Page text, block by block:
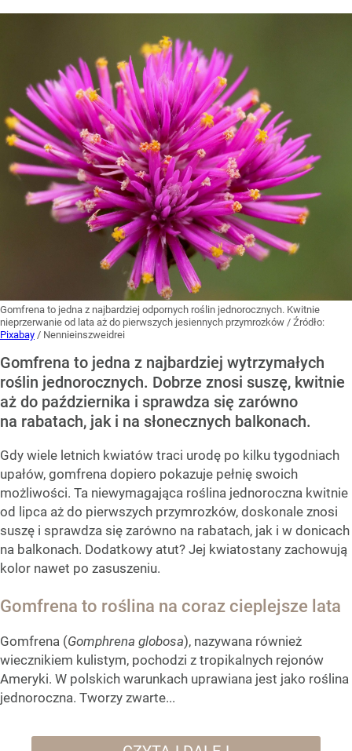
Gomfrena to jedna z najbardziej odpornych roślin jednorocznych. Kwitnie
nieprzerwanie od lata aż do pierwszych jesiennych przymrozków / Źródło:
Pixabay / Nennieinszweidrei
Gomfrena to jedna z najbardziej wytrzymałych
roślin jednorocznych. Dobrze znosi suszę, kwitnie
aż do października i sprawdza się zarówno
na rabatach, jak i na słonecznych balkonach.
Gdy wiele letnich kwiatów traci urodę po kilku tygodniach
upałów, gomfrena dopiero pokazuje pełnię swoich
możliwości. Ta niewymagająca roślina jednoroczna kwitnie
od lipca aż do pierwszych przymrozków, doskonale znosi
suszę i sprawdza się zarówno na rabatach, jak i w donicach
na balkonach. Dodatkowy atut? Jej kwiatostany zachowują
kolor nawet po zasuszeniu.
Gomfrena to roślina na coraz cieplejsze lata
Gomfrena (Gomphrena globosa), nazywana również
wiecznikiem kulistym, pochodzi z tropikalnych rejonów
Ameryki. W polskich warunkach uprawiana jest jako roślina
jednoroczna. Tworzy zwarte...